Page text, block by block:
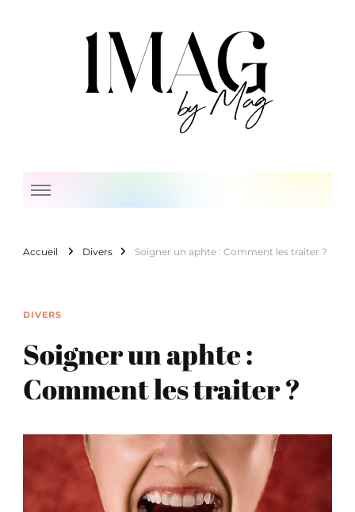
Accueil Divers Soigner un aphte : Comment les traiter ?
DIVERS
Soigner un aphte :
Comment les traiter ?